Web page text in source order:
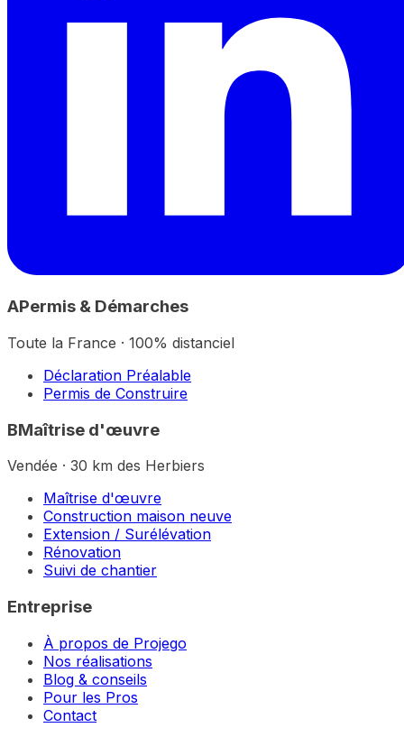
APermis & Démarches
Toute la France · 100% distanciel
Déclaration Préalable
Permis de Construire
BMaîtrise d'œuvre
Vendée · 30 km des Herbiers
Maîtrise d'œuvre
Construction maison neuve
Extension / Surélévation
Rénovation
Suivi de chantier
Entreprise
À propos de Projego
Nos réalisations
Blog & conseils
Pour les Pros
Contact